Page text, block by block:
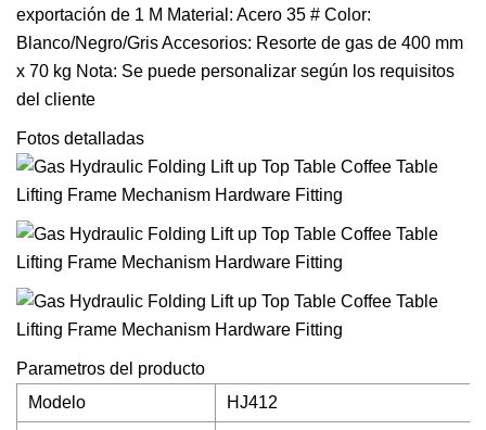
exportación de 1 M Material: Acero 35 # Color:
Blanco/Negro/Gris Accesorios: Resorte de gas de 400 mm
x 70 kg Nota: Se puede personalizar según los requisitos
del cliente
Fotos detalladas
Parametros del producto
Modelo
HJ412